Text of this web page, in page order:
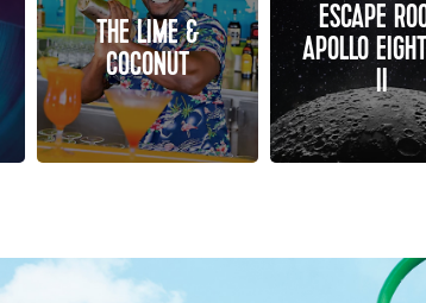
THE LIME &
COCONUT
ESCAPE
APOLLO
II